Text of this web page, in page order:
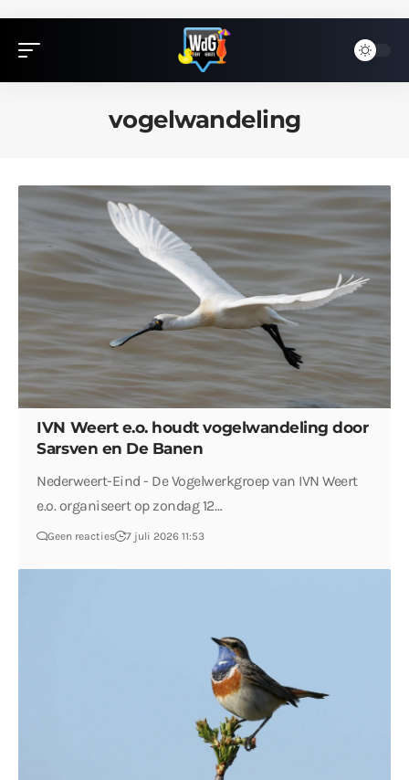
vogelwandeling
IVN Weert e.o. houdt vogelwandeling door
Sarsven en De Banen
Nederweert-Eind - De Vogelwerkgroep van IVN Weert
e.o. organiseert op zondag 12…
Geen reacties 7 juli 2026 11:53